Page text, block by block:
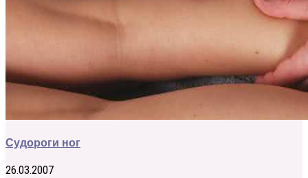
Судороги ног
26.03.2007